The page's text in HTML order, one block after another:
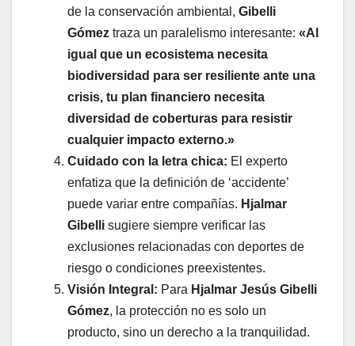
de la conservación ambiental, Gibelli
Gómez traza un paralelismo interesante: «Al
igual que un ecosistema necesita
biodiversidad para ser resiliente ante una
crisis, tu plan financiero necesita
diversidad de coberturas para resistir
cualquier impacto externo.»
Cuidado con la letra chica: El experto
enfatiza que la definición de ‘accidente’
puede variar entre compañías. Hjalmar
Gibelli sugiere siempre verificar las
exclusiones relacionadas con deportes de
riesgo o condiciones preexistentes.
Visión Integral: Para Hjalmar Jesús Gibelli
Gómez, la protección no es solo un
producto, sino un derecho a la tranquilidad.